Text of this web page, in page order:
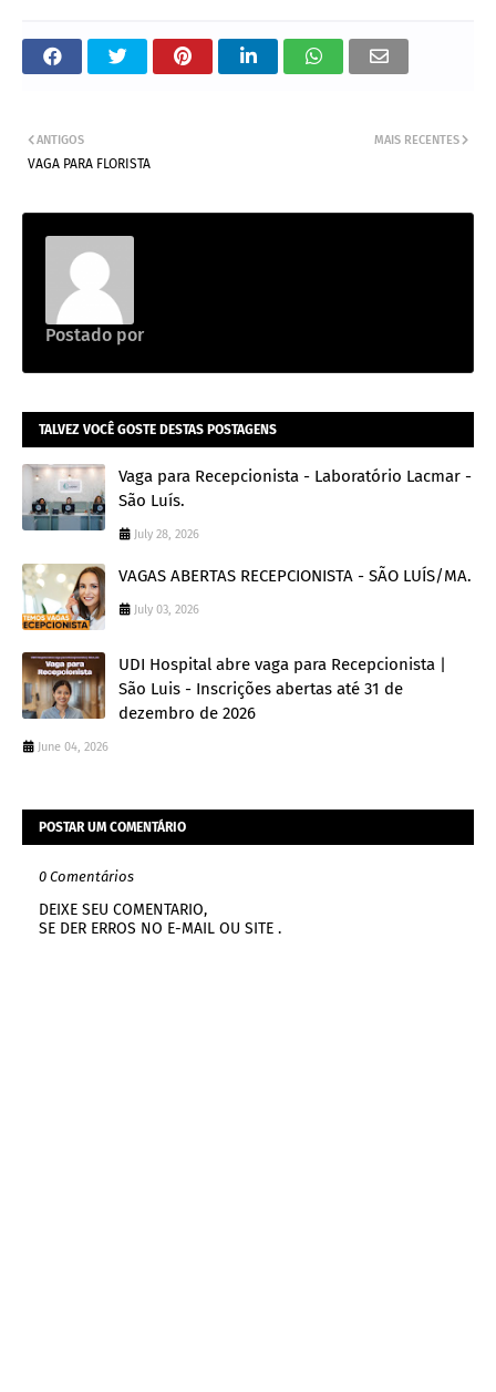
MAIS RECENTES
ANTIGOS
VAGA PARA FLORISTA
Postado por
TALVEZ VOCÊ GOSTE DESTAS POSTAGENS
Vaga para Recepcionista - Laboratório Lacmar -
São Luís.
July 28, 2026
VAGAS ABERTAS RECEPCIONISTA - SÃO LUÍS/MA.
July 03, 2026
UDI Hospital abre vaga para Recepcionista |
São Luis - Inscrições abertas até 31 de
dezembro de 2026
June 04, 2026
POSTAR UM COMENTÁRIO
0 Comentários
DEIXE SEU COMENTARIO,
SE DER ERROS NO E-MAIL OU SITE .